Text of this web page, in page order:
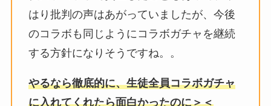
はり批判の声はあがっていましたが、今後
のコラボも同じようにコラボガチャを継続
する方針になりそうですね。。
やるなら徹底的に、生徒全員コラボガチャ
に入れてくれたら面白かったのに＞＜